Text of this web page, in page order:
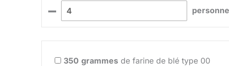
–
350 grammes de farine de blé type 00